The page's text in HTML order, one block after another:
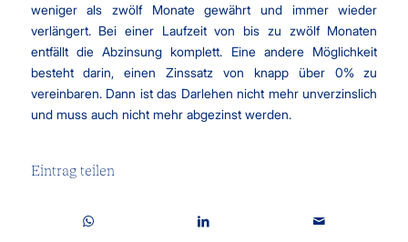
weniger als zwölf Monate gewährt und immer wieder
verlängert. Bei einer Laufzeit von bis zu zwölf Monaten
entfällt die Abzinsung komplett. Eine andere Möglichkeit
besteht darin, einen Zinssatz von knapp über 0% zu
vereinbaren. Dann ist das Darlehen nicht mehr unverzinslich
und muss auch nicht mehr abgezinst werden.
Eintrag teilen